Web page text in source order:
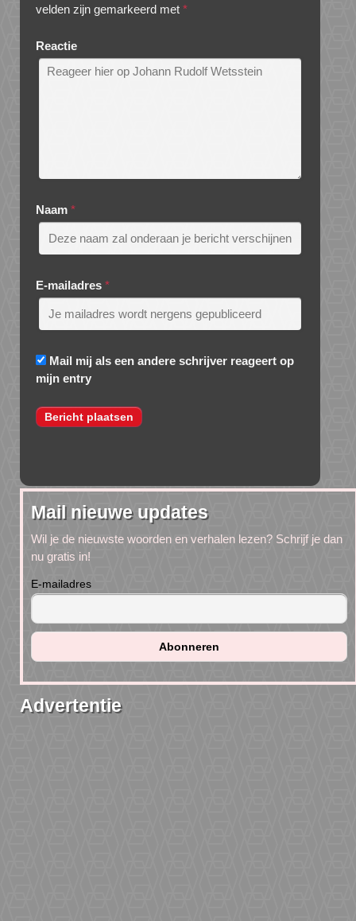
velden zijn gemarkeerd met *
Reactie
Naam *
E-mailadres *
Mail mij als een andere schrijver reageert op
mijn entry
Mail nieuwe updates
Wil je de nieuwste woorden en verhalen lezen? Schrijf je dan
nu gratis in!
E-mailadres
Advertentie